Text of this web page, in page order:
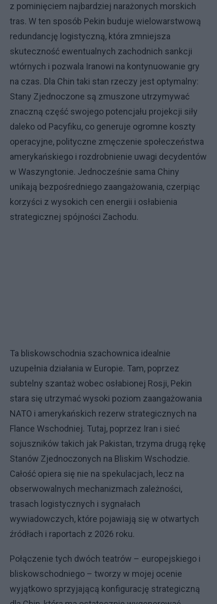
z pominięciem najbardziej narażonych morskich
tras. W ten sposób Pekin buduje wielowarstwową
redundancję logistyczną, która zmniejsza
skuteczność ewentualnych zachodnich sankcji
wtórnych i pozwala Iranowi na kontynuowanie gry
na czas. Dla Chin taki stan rzeczy jest optymalny:
Stany Zjednoczone są zmuszone utrzymywać
znaczną część swojego potencjału projekcji siły
daleko od Pacyfiku, co generuje ogromne koszty
operacyjne, polityczne zmęczenie społeczeństwa
amerykańskiego i rozdrobnienie uwagi decydentów
w Waszyngtonie. Jednocześnie sama Chiny
unikają bezpośredniego zaangażowania, czerpiąc
korzyści z wysokich cen energii i osłabienia
strategicznej spójności Zachodu.
Ta bliskowschodnia szachownica idealnie
uzupełnia działania w Europie. Tam, poprzez
subtelny szantaż wobec osłabionej Rosji, Pekin
stara się utrzymać wysoki poziom zaangażowania
NATO i amerykańskich rezerw strategicznych na
Flance Wschodniej. Tutaj, poprzez Iran i sieć
sojuszników takich jak Pakistan, trzyma drugą rękę
Stanów Zjednoczonych na Bliskim Wschodzie.
Całość opiera się nie na spekulacjach, lecz na
obserwowalnych mechanizmach zależności,
trasach logistycznych i sygnałach
wywiadowczych, które pojawiają się w otwartych
źródłach i raportach z 2026 roku.
Połączenie tych dwóch teatrów – europejskiego i
bliskowschodniego – tworzy w mojej ocenie
wyjątkowo sprzyjającą konfigurację strategiczną